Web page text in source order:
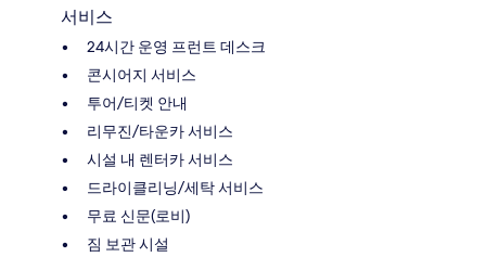
서비스
24시간 운영 프런트 데스크
콘시어지 서비스
투어/티켓 안내
리무진/타운카 서비스
시설 내 렌터카 서비스
드라이클리닝/세탁 서비스
무료 신문(로비)
짐 보관 시설